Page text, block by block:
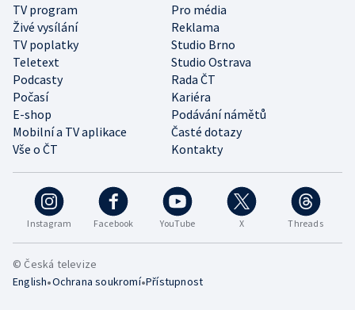
Instagram Facebook YouTube X Threads
TV program
Pro média
Živé vysílání
Reklama
TV poplatky
Studio Brno
Teletext
Studio Ostrava
Podcasty
Rada ČT
Počasí
Kariéra
E-shop
Podávání námětů
Mobilní a TV aplikace
Časté dotazy
Vše o ČT
Kontakty
© Česká televize
English•Ochrana soukromí•Přístupnost